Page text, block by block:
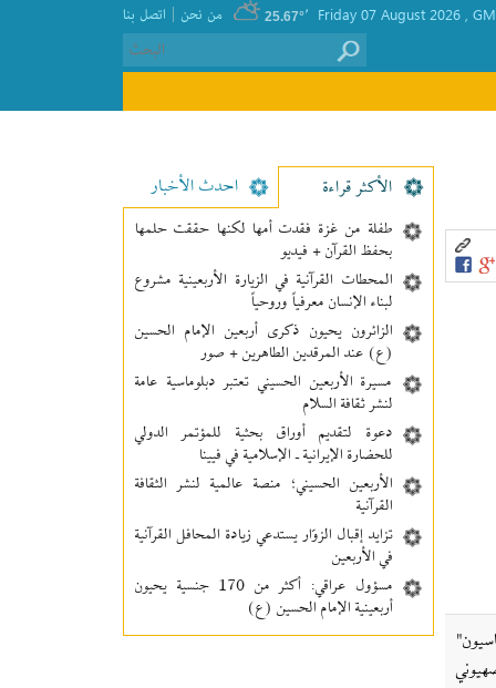
اتصل بنا | من نحن 25.67°
الأکثر قراءة احدث الأخبار
طفلة من غزة فقدت أمها لكنها حققت حلمها
بحفظ القرآن + فيديو
المحطات القرآنية في الزيارة الأربعينية مشروع
لبناء الإنسان معرفیاً وروحياً
الزائرون يحيون ذكرى أربعين الإمام الحسين
(ع) عند المرقدين الطاهرين + صور
مسيرة الأربعين الحسيني تعتبر دبلوماسية عامة
لنشر ثقافة السلام
دعوة لتقديم أوراق بحثية للمؤتمر الدولي
للحضارة الإيرانية ـ الإسلامية في فيينا
الأربعين الحسيني؛ منصة عالمية لنشر الثقافة
القرآنية
تزايد إقبال الزوّار يستدعي زيادة المحافل القرآنية
في الأربعين
مسؤول عراقي: أكثر من 170 جنسية يحيون
أربعينية الإمام الحسين (ع)